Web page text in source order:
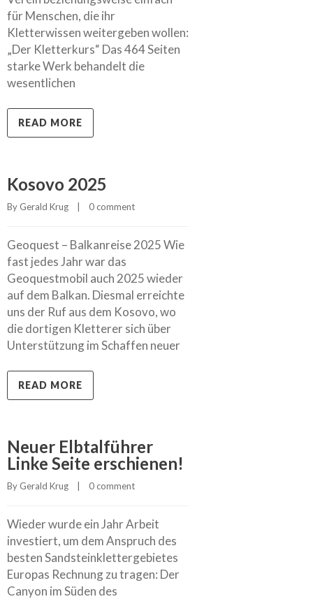
für Menschen, die ihr
Kletterwissen weitergeben wollen:
„Der Kletterkurs“ Das 464 Seiten
starke Werk behandelt die
wesentlichen
READ MORE
Kosovo 2025
By Gerald Krug 0 comment
Geoquest – Balkanreise 2025 Wie
fast jedes Jahr war das
Geoquestmobil auch 2025 wieder
auf dem Balkan. Diesmal erreichte
uns der Ruf aus dem Kosovo, wo
die dortigen Kletterer sich über
Unterstützung im Schaffen neuer
READ MORE
Neuer Elbtalführer
Linke Seite erschienen!
By Gerald Krug 0 comment
Wieder wurde ein Jahr Arbeit
investiert, um dem Anspruch des
besten Sandsteinklettergebietes
Europas Rechnung zu tragen: Der
Canyon im Süden des